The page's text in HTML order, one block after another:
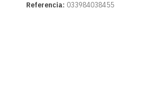
Referencia: 033984038455